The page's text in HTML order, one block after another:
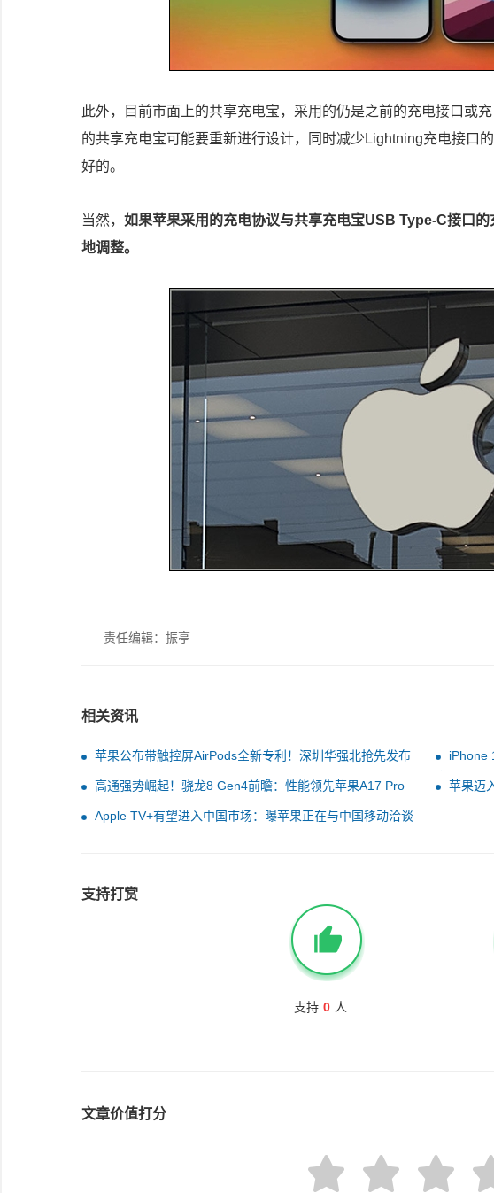
此外，目前市面上的共享充电宝，采用的仍是之前的充电接口或
的共享充电宝可能要重新进行设计，同时减少Lightning充电接口
好的。
当然， 如果苹果采用的充电协议与共享充电宝USB Type-C接口
地调整。
责任编辑：振亭
相关资讯
苹果公布带触控屏AirPods全新专利！深圳华强北抢先发布
成爆款
iPhone
高通强势崛起！骁龙8 Gen4前瞻：性能领先苹果A17 Pro
苹果迈
Apple TV+有望进入中国市场：曝苹果正在与中国移动洽谈
支持打赏
支持 0 人
文章价值打分